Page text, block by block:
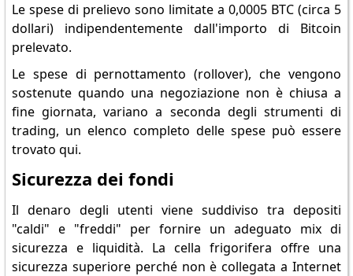
Le spese di prelievo sono limitate a 0,0005 BTC (circa 5
dollari) indipendentemente dall'importo di Bitcoin
prelevato.
Le spese di pernottamento (rollover), che vengono
sostenute quando una negoziazione non è chiusa a
fine giornata, variano a seconda degli strumenti di
trading, un elenco completo delle spese può essere
trovato qui.
Sicurezza dei fondi
Il denaro degli utenti viene suddiviso tra depositi
"caldi" e "freddi" per fornire un adeguato mix di
sicurezza e liquidità. La cella frigorifera offre una
sicurezza superiore perché non è collegata a Internet